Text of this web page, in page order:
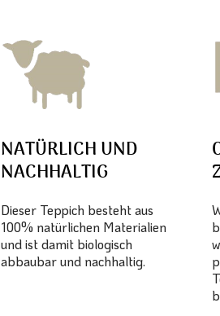
NATÜRLICH UND
NACHHALTIG
Dieser Teppich besteht aus
100% natürlichen Materialien
und ist damit biologisch
abbaubar und nachhaltig.